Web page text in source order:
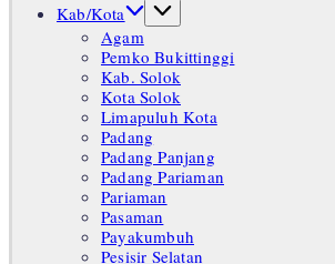
Kab/Kota
Agam
Pemko Bukittinggi
Kab. Solok
Kota Solok
Limapuluh Kota
Padang
Padang Panjang
Padang Pariaman
Pariaman
Pasaman
Payakumbuh
Pesisir Selatan